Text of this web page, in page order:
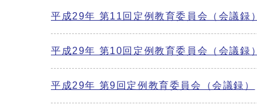
平成29年 第11回定例教育委員会（会議録）
平成29年 第10回定例教育委員会（会議録）
平成29年 第9回定例教育委員会（会議録）